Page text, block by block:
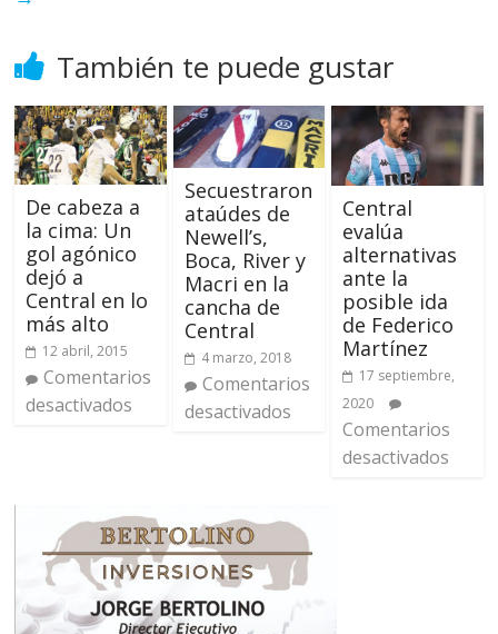
También te puede gustar
De cabeza a
la cima: Un
gol agónico
dejó a
Central en lo
más alto
12 abril, 2015
Comentarios
desactivados
Secuestraron
ataúdes de
Newell’s,
Boca, River y
Macri en la
cancha de
Central
4 marzo, 2018
Comentarios
desactivados
Central
evalúa
alternativas
ante la
posible ida
de Federico
Martínez
17 septiembre,
2020
Comentarios
desactivados